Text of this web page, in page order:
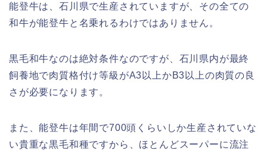
能登牛は、石川県で生産されていますが、その全ての
和牛が能登牛と名乗れるわけではありません。
黒毛和牛なのは絶対条件なのですが、石川県内が最終
飼養地で肉質格付け等級がA3以上かB3以上の肉質の良
さが必要になります。
また、能登牛は年間で700頭くらいしか生産されていな
い貴重な黒毛和種ですから、ほとんどスーパーに流注